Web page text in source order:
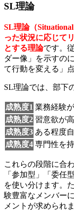
SL理論
SL理論（
った状況に応じて
とする理論です。
ダー像」を示すの
て行動を変える」
SL理論では、部下
成熟度1 業務経験
成熟度2 習意欲が
成熟度3 ある程度
成熟度4 専門性を
これらの段階に合
「参加型」「委任
を使い分けます。
験豊富なメンバー
メントが求められま